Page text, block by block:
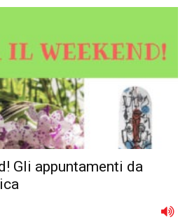
Gli appuntamenti da